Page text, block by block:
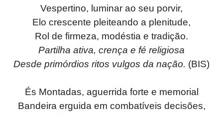
Vespertino, luminar ao seu porvir,
Elo crescente pleiteando a plenitude,
Rol de firmeza, modéstia e tradição.
Partilha ativa, crença e fé religiosa
Desde primórdios ritos vulgos da nação. (BIS)
És Montadas, aguerrida forte e memorial
Bandeira erguida em combatíveis decisões,